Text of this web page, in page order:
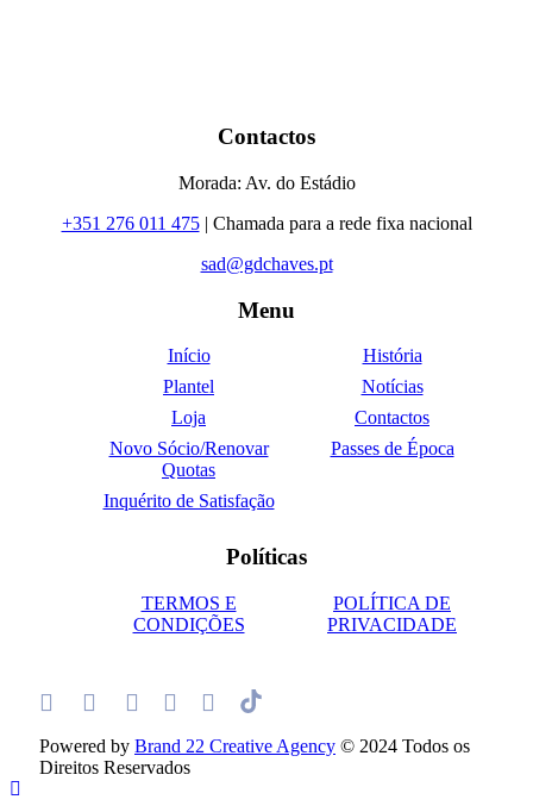
Contactos
Morada: Av. do Estádio
+351 276 011 475| Chamada para a rede fixa nacional
sad@gdchaves.pt
Menu
Início
História
Plantel
Notícias
Loja
Contactos
Novo Sócio/Renovar
Quotas
Passes de Época
Inquérito de Satisfação
Políticas
TERMOS E
CONDIÇÕES
POLÍTICA DE
PRIVACIDADE
Powered by Brand 22 Creative Agency © 2024 Todos os
Direitos Reservados